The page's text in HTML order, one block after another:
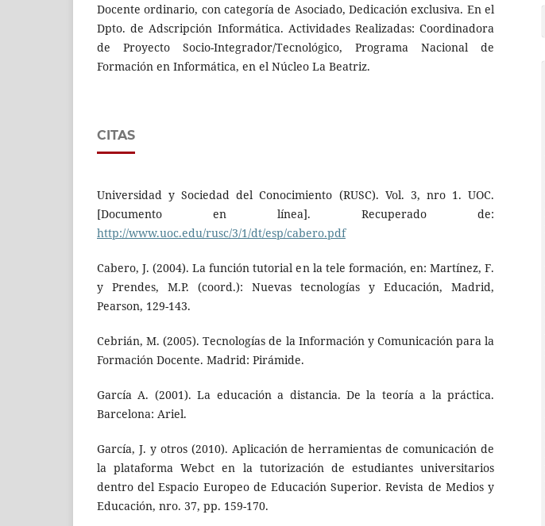
Docente ordinario, con categoría de Asociado, Dedicación exclusiva. En el
Dpto. de Adscripción Informática. Actividades Realizadas: Coordinadora
de Proyecto Socio-Integrador/Tecnológico, Programa Nacional de
Formación en Informática, en el Núcleo La Beatriz.
CITAS
Universidad y Sociedad del Conocimiento (RUSC). Vol. 3, nro 1. UOC.
[Documento en línea]. Recuperado de:
http://www.uoc.edu/rusc/3/1/dt/esp/cabero.pdf
Cabero, J. (2004). La función tutorial en la tele formación, en: Martínez, F.
y Prendes, M.P. (coord.): Nuevas tecnologías y Educación, Madrid,
Pearson, 129-143.
Cebrián, M. (2005). Tecnologías de la Información y Comunicación para la
Formación Docente. Madrid: Pirámide.
García A. (2001). La educación a distancia. De la teoría a la práctica.
Barcelona: Ariel.
García, J. y otros (2010). Aplicación de herramientas de comunicación de
la plataforma Webct en la tutorización de estudiantes universitarios
dentro del Espacio Europeo de Educación Superior. Revista de Medios y
Educación, nro. 37, pp. 159-170.